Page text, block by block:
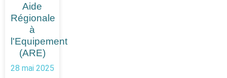
Aide
Régionale
à
l'Equipement
(ARE)
28 mai 2025